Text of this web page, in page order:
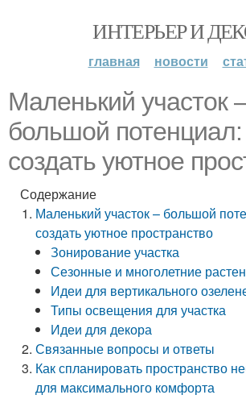
ИНТЕРЬЕР И
главная новости
Маленький участок
большой потенциал:
создать уютное
Содержание
Маленький участок – большой
создать уютное пространство
Зонирование участка
Сезонные и многолетние
Идеи для вертикального
Типы освещения для участка
Идеи для декора
Связанные вопросы и ответы
Как спланировать пространство
для максимального комфорта